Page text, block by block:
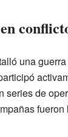
una
series de